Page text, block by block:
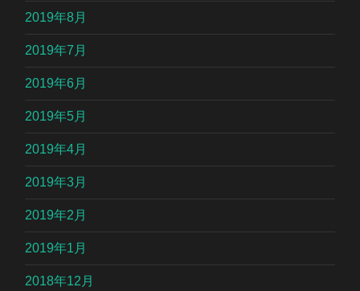
2019年8月
2019年7月
2019年6月
2019年5月
2019年4月
2019年3月
2019年2月
2019年1月
2018年12月